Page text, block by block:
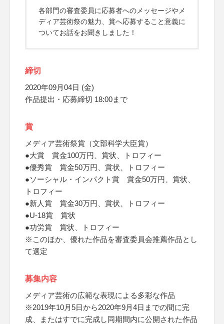
各部門の審査委員に応募者へのメッセージやメ
ディア芸術祭の魅力、賞へ応募すること意義に
ついてお話をお聞きしました！
締切
2020年09月04日 (金)
作品提出・応募締切 18:00まで
賞
メディア芸術祭賞（文部科学大臣賞）
●大賞 賞金100万円、賞状、トロフィー
●優秀賞 賞金50万円、賞状、トロフィー
●ソーシャル・インパクト賞 賞金50万円、賞状、
トロフィー
●新人賞 賞金30万円、賞状、トロフィー
●U-18賞 賞状
●功労賞 賞状、トロフィー
※このほか、優れた作品を審査委員会推薦作品とし
て選定
募集内容
メディア芸術の広範な表現による多彩な作品
※2019年10月5日から2020年9月4日までの間に完
成、またはすでに完成し同期間内に公開された作品